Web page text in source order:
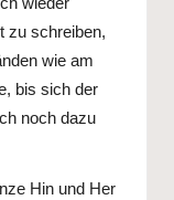
zu schreiben,
wie am
bis sich der
noch dazu
Hin und Her